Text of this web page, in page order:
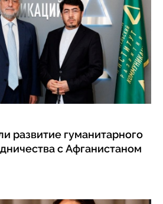
развитие гуманитарного
с Афганистаном